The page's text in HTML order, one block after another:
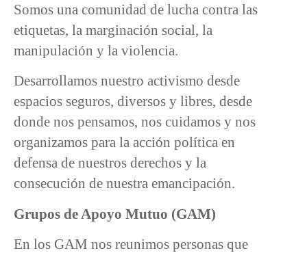
Somos una comunidad de lucha contra las
etiquetas, la marginación social, la
manipulación y la violencia.
Desarrollamos nuestro activismo desde
espacios seguros, diversos y libres, desde
donde nos pensamos, nos cuidamos y nos
organizamos para la acción política en
defensa de nuestros derechos y la
consecución de nuestra emancipación.
Grupos de Apoyo Mutuo (GAM)
En los GAM nos reunimos personas que